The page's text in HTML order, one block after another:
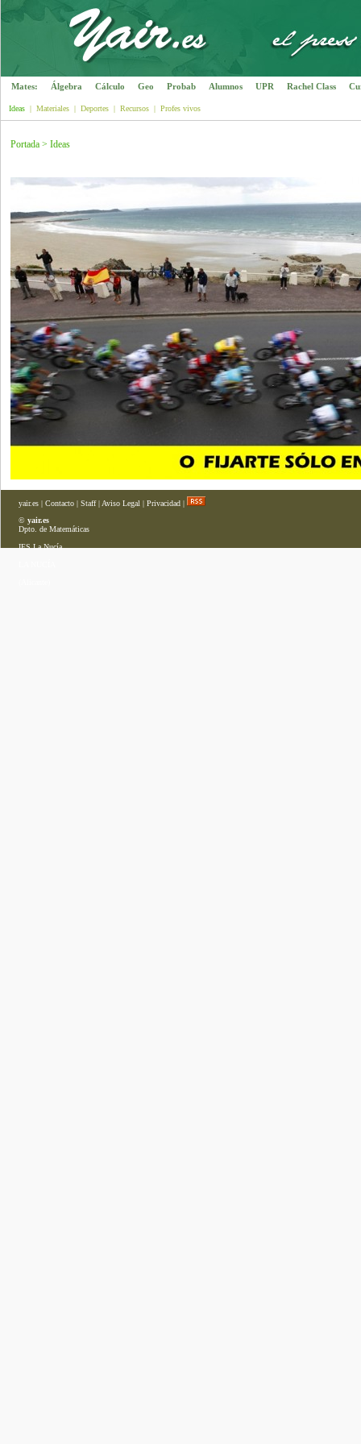
Mates: Álgebra Cálculo Geo Probab Alumnos UPR Rachel Class
Ideas | Materiales | Deportes | Recursos | Profes vivos
Portada > Ideas
yair.es | Contacto | Staff| Aviso Legal | Privacidad |
© yair.es
Dpto. de Matemáticas
IES La Nucía